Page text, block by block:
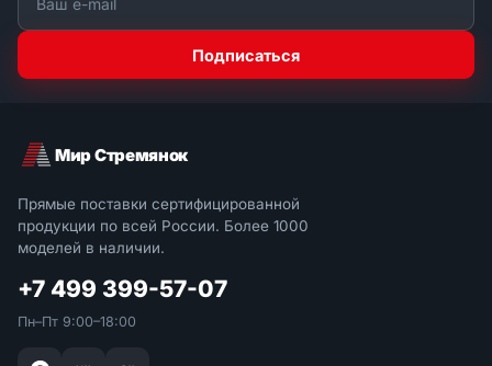
Подписаться
Мир Стремянок
Прямые поставки сертифицированной
продукции по всей России. Более 1000
моделей в наличии.
+7 499 399-57-07
Пн–Пт 9:00–18:00